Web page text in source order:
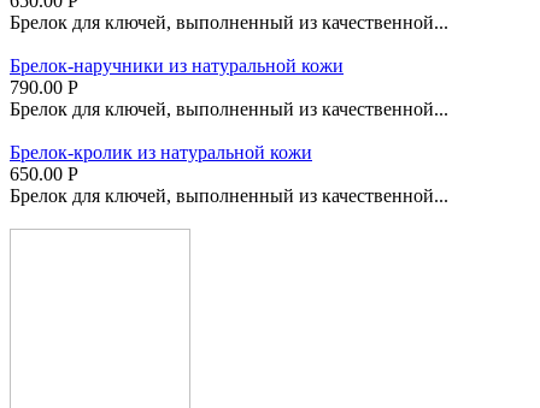
Брелок для ключей, выполненный из качественной...
Брелок-наручники из натуральной кожи
790.00 Р
Брелок для ключей, выполненный из качественной...
Брелок-кролик из натуральной кожи
650.00 Р
Брелок для ключей, выполненный из качественной...